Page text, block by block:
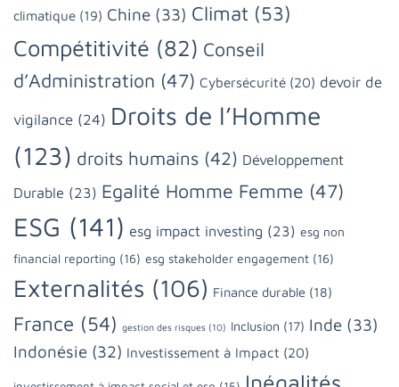
climatique (19) Chine (33) Climat (53)
Compétitivité (82) Conseil
d’Administration (47) Cybersécurité (20) devoir de
vigilance (24) Droits de l’Homme
(123) droits humains (42) Développement
Durable (23) Egalité Homme Femme (47)
ESG (141) esg impact investing (23) esg non
financial reporting (16) esg stakeholder engagement (16)
Externalités (106) Finance durable (18)
France (54) gestion des risques (10) Inclusion (17) Inde (33)
Indonésie (32) Investissement à Impact (20)